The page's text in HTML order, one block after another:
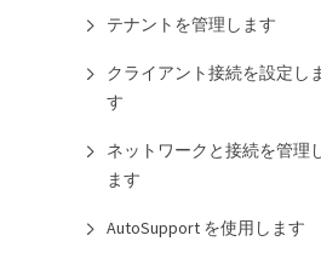
テナントを管理します
クライアント接続を設定し
す
ネットワークと接続を管理
ます
AutoSupport を使用します